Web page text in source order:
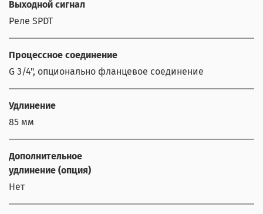
Выходной сигнал
Реле SPDT
Процессное соединение
G 3/4", опционально фланцевое соединение
Удлинение
85 мм
Дополнительное
удлинение (опция)
Нет